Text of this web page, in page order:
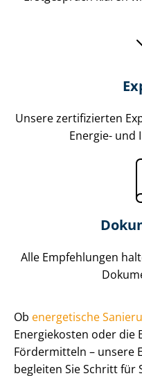
Unsere zertifizierten
Energie- und
Alle Empfehlungen
Ob energetische
Energiekosten oder die
Fördermitteln – unsere
begleiten Sie Schritt für